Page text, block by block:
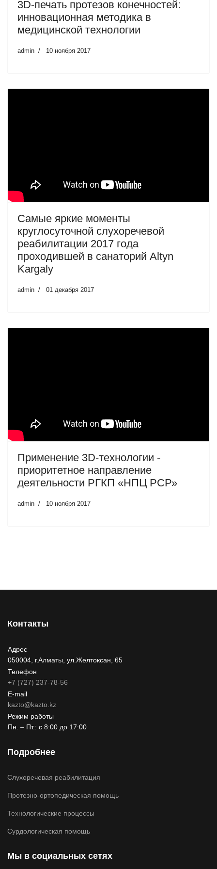
3D-печать протезов конечностей:
инновационная методика в
медицинской технологии
admin 10 ноября 2017
Самые яркие моменты
круглосуточной слухоречевой
реабилитации 2017 года
проходившей в санаторий Altyn
Kargaly
admin 01 декабря 2017
Применение 3D-технологии -
приоритетное направление
деятельности РГКП «НПЦ РСР»
admin 10 ноября 2017
Контакты
Адрес
050004, г.Алматы, ул.Желтоксан, 65
Телефон
+7 (727) 237-78-56
E-mail
kazto@kazto.kz
Режим работы
Пн. – Пт.: с 8:00 до 17:00
Подробнее
Слухоречевая реабилитация
Протезно-ортопедическая помощь
Технологические процессы
Сурдологическая помощь
Мы в социальных сетях